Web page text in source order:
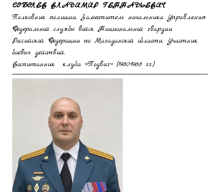
СОБОЛЕВ ВЛАДИМИР ГЕННАДЬЕВИЧ
Полковник полиции. Заместитель начальника Управления
Федеральной службы войск Национальной гвардии
Российской Федерации по Магаданской области. Участник
боевых действий.
Воспитанник клуба «Подвиг» (1980-1988 гг.)